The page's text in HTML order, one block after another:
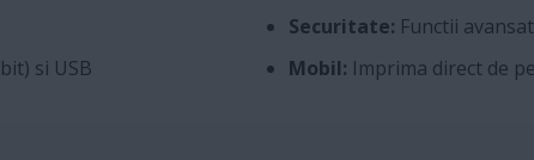
si USB
Securitate: Functii
Mobil: Imprima direct de